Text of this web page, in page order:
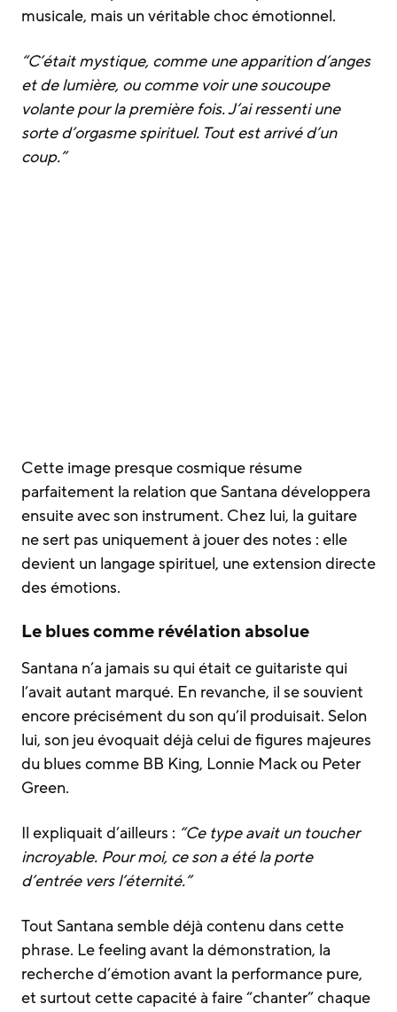
musicale, mais un véritable choc émotionnel.
“C’était mystique, comme une apparition d’anges
et de lumière, ou comme voir une soucoupe
volante pour la première fois. J’ai ressenti une
sorte d’orgasme spirituel. Tout est arrivé d’un
coup.”
Cette image presque cosmique résume
parfaitement la relation que Santana développera
ensuite avec son instrument. Chez lui, la guitare
ne sert pas uniquement à jouer des notes : elle
devient un langage spirituel, une extension directe
des émotions.
Le blues comme révélation absolue
Santana n’a jamais su qui était ce guitariste qui
l’avait autant marqué. En revanche, il se souvient
encore précisément du son qu’il produisait. Selon
lui, son jeu évoquait déjà celui de figures majeures
du blues comme BB King, Lonnie Mack ou Peter
Green.
Il expliquait d’ailleurs : “Ce type avait un toucher
incroyable. Pour moi, ce son a été la porte
d’entrée vers l’éternité.”
Tout Santana semble déjà contenu dans cette
phrase. Le feeling avant la démonstration, la
recherche d’émotion avant la performance pure,
et surtout cette capacité à faire “chanter” chaque